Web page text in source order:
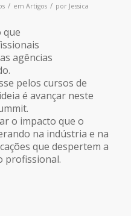
/ em Artigos / por Jessica
que
agências
pelos cursos de
é avançar neste
o impacto que o
na indústria e na
que despertem a
profissional.